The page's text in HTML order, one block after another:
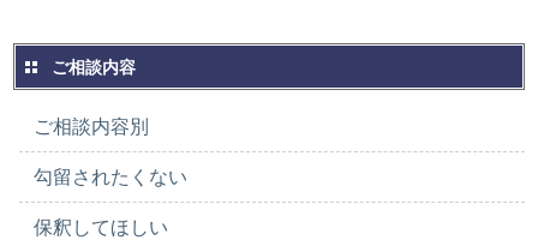
ご相談内容
ご相談内容別
勾留されたくない
保釈してほしい